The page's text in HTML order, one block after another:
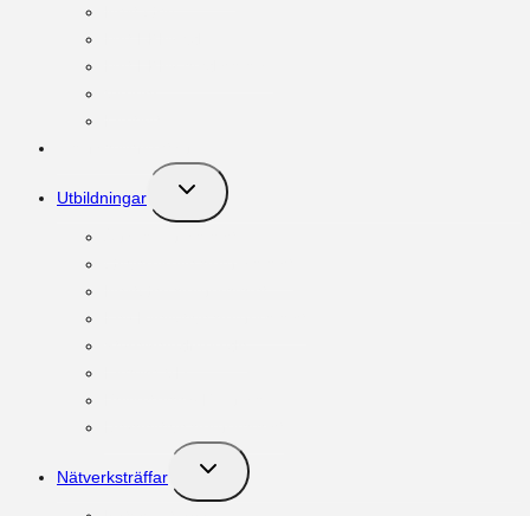
Utbildningar
Toggle
menu
Nätverksträffar
Toggle
menu